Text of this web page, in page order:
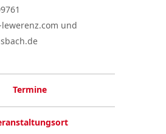
und
Termine